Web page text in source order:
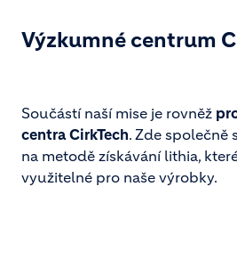
Výzkumné centrum
Součástí naší mise je rovněž
centra CirkTech. Zde společně
na metodě získávání lithia,
využitelné pro naše výrobky.